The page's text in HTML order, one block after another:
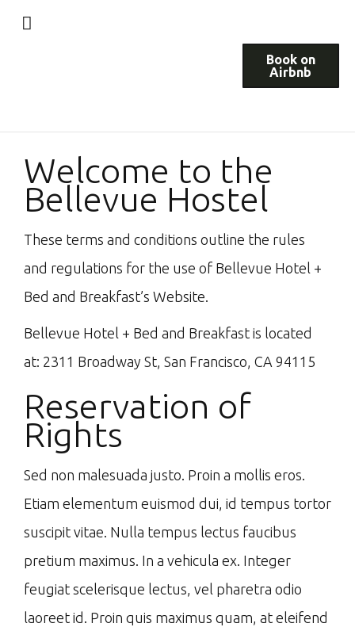
Book on
Airbnb
Welcome to the
Bellevue Hostel
These terms and conditions outline the rules
and regulations for the use of Bellevue Hotel +
Bed and Breakfast’s Website.
Bellevue Hotel + Bed and Breakfast is located
at: 2311 Broadway St, San Francisco, CA 94115
Reservation of
Rights
Sed non malesuada justo. Proin a mollis eros.
Etiam elementum euismod dui, id tempus tortor
suscipit vitae. Nulla tempus lectus faucibus
pretium maximus. In a vehicula ex. Integer
feugiat scelerisque lectus, vel pharetra odio
laoreet id. Proin quis maximus quam, at eleifend